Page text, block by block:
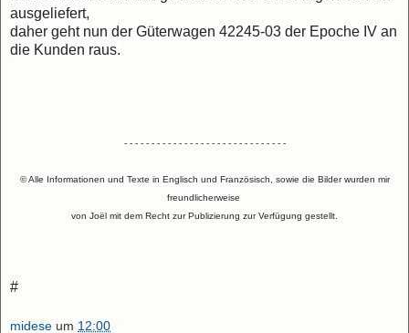
ausgeliefert,
daher geht nun der Güterwagen 42245-03 der Epoche IV an
die Kunden raus.
- - - - - - - - - - - - - - - - - - - - - - - - - - - - - -
© Alle Informationen und Texte in Englisch und Französisch, sowie die Bilder wurden mir
freundlicherweise
von Joël mit dem Recht zur Publizierung zur Verfügung gestellt.
#
midese um 12:00